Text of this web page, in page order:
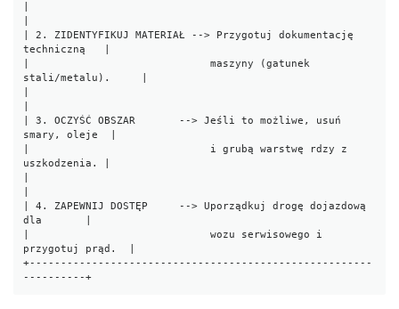
| 2. ZIDENTYFIKUJ MATERIAŁ --> Przygotuj dokumentację
techniczną   |
|                             maszyny (gatunek
stali/metalu).     |
| 3. OCZYŚĆ OBSZAR       --> Jeśli to możliwe, usuń
smary, oleje  |
|                             i grubą warstwę rdzy z
uszkodzenia. |
| 4. ZAPEWNIJ DOSTĘP     --> Uporządkuj drogę dojazdową
dla       |
|                             wozu serwisowego i
przygotuj prąd.  |
+-------------------------------------------------------